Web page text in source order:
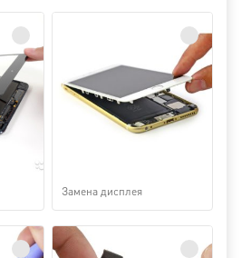
Замена дисплея